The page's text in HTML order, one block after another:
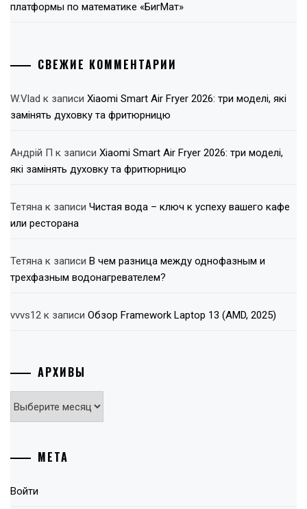
платформы по математике «БигМат»
СВЕЖИЕ КОММЕНТАРИИ
W.Vlad к записи Xiaomi Smart Air Fryer 2026: три моделі, які
замінять духовку та фритюрницю
Андрій П к записи Xiaomi Smart Air Fryer 2026: три моделі,
які замінять духовку та фритюрницю
Тетяна к записи Чистая вода – ключ к успеху вашего кафе
или ресторана
Тетяна к записи В чем разница между однофазным и
трехфазным водонагревателем?
vvvs12 к записи Обзор Framework Laptop 13 (AMD, 2025)
АРХИВЫ
Архивы
МЕТА
Войти